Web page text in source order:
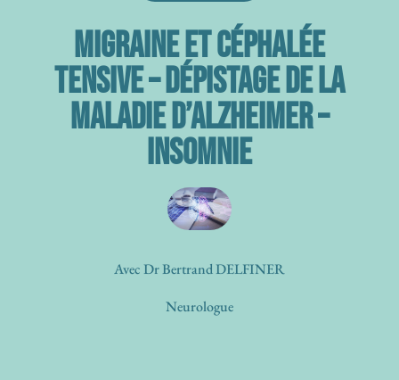
Migraine et céphalée
tensive – Dépistage de la
Maladie d’Alzheimer –
Insomnie
Avec Dr Bertrand DELFINER
Neurologue